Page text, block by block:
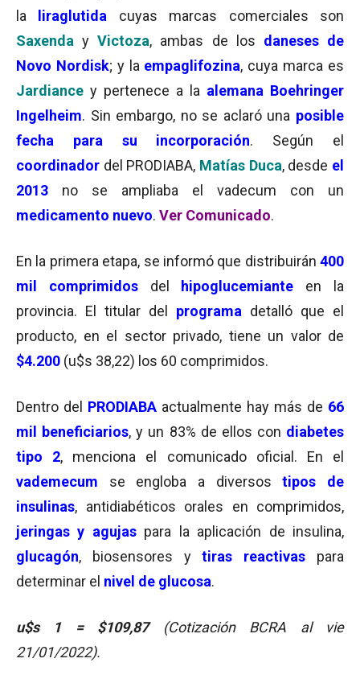
la
iraglutida cuyas marcas comerciales son
Saxenda yVictoza, ambas de los daneses de
Novo Nordisk; y la empaglifozina, cuya marca es
Jardiance y pertenece a la alemana Boehringer
Ingelheim. Sin embargo, no se aclaró una posible
fecha para su incorporación. Según el
coordinador del PRODIABA, Matías Duca, desde el
2013 no se ampliaba el vadecum con un
medicamento nuevo. Ver Comunicado.
En la primera etapa, se informó que distribuirán 400
mil comprimidosdel hipoglucemiante
en la
provincia. El titular del programa detalló que el
producto, en el sector privado, tiene un valor de
$4.200 (u$s 38,22) los 60 comprimidos.
Dentro del PRODIABA actualmente hay más de 66
mil beneficiarios, y un 83% de ellos con diabetes
tipo 2, menciona el comunicado oficial. En el
vademecum se engloba a diversostipos de
insulinas, antidiabéticos orales en comprimidos,
jeringas y agujaspara la aplicación de insulina,
glucagón, biosensores ytiras reactivas para
determinar el nivel de glucosa.
u$s 1 = $109,87(Cotización BCRA al vie
21/01/2022).